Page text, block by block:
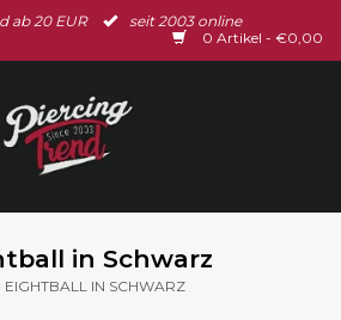
ab 20 EUR
seit 2003 online
0 Artikel - €0,00
in Schwarz
IN SCHWARZ